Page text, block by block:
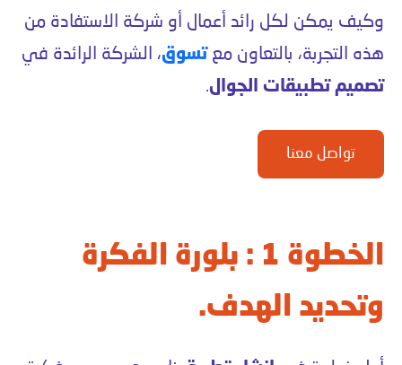
وكيف يمكن لكل رائد أعمال أو شركة الاستفادة من
هذه التجربة، بالتعاون معتسوق، الشركة الرائدة في
تصميم تطبيقات الجوال.
تواصل معنا
الخطوة 1 : بلورة الفكرة
وتحديد الهدف.